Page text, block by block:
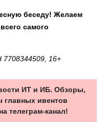
беседу! Желаем
самого
16+
ИТ и ИБ. Обзоры,
главных ивентов
телеграм-канал!